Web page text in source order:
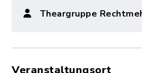
Theargruppe
Veranstaltungsort